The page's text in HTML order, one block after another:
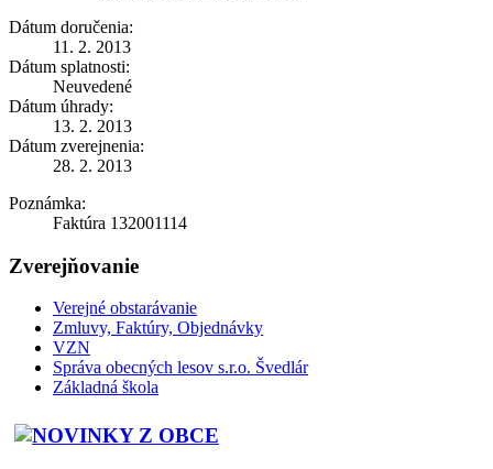
Dátum doručenia:
11. 2. 2013
Dátum splatnosti:
Neuvedené
Dátum úhrady:
13. 2. 2013
Dátum zverejnenia:
28. 2. 2013
Poznámka:
Faktúra 132001114
Zverejňovanie
Verejné obstarávanie
Zmluvy, Faktúry, Objednávky
VZN
Správa obecných lesov s.r.o. Švedlár
Základná škola